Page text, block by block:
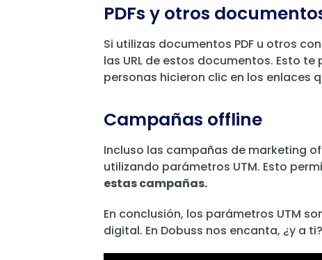
PDFs y otros
Si utilizas documentos PDF u otros
las URL de estos documentos. Esto
personas hicieron clic en los enlaces
Campañas offline
Incluso las campañas de marketing
utilizando parámetros UTM. Esto
estas campañas.
En conclusión, los parámetros UTM
digital. En Dobuss nos encanta, ¿y a